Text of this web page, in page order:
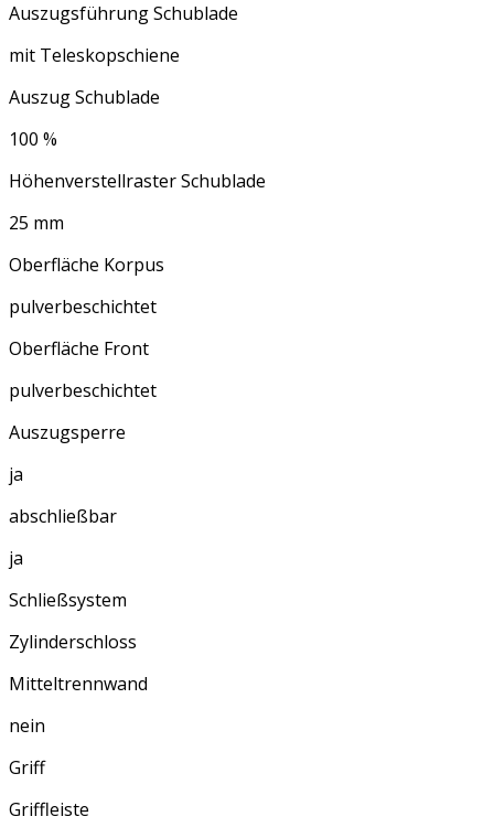
Auszugsführung Schublade
mit Teleskopschiene
Auszug Schublade
100 %
Höhenverstellraster Schublade
25 mm
Oberfläche Korpus
pulverbeschichtet
Oberfläche Front
pulverbeschichtet
Auszugsperre
ja
abschließbar
ja
Schließsystem
Zylinderschloss
Mitteltrennwand
nein
Griff
Griffleiste